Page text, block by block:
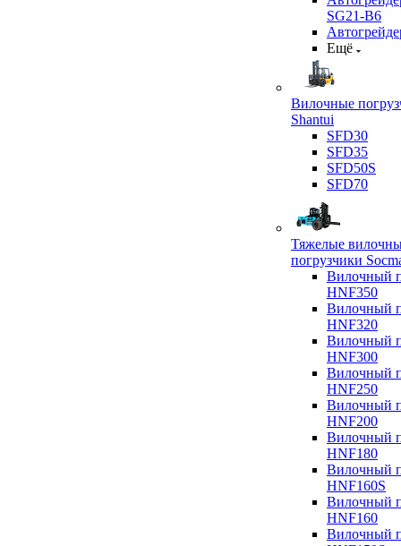
SG21-B6
Ещё
Вилочные
Shantui
SFD30
SFD35
SFD50S
SFD70
Тяжелые
погрузчики
Вилочный
HNF350
Вилочный
HNF320
Вилочный
HNF300
Вилочный
HNF250
Вилочный
HNF200
Вилочный
HNF180
Вилочный
HNF160S
Вилочный
HNF160
Вилочный